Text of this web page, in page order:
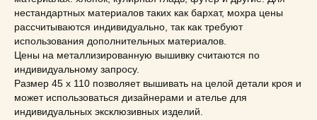
нестандартных материалов таких как бархат, мохра цены
рассчитываются индивидуально, так как требуют
использования дополнительных материалов.
Цены на металлизированную вышивку считаются по
индивидуальному запросу.
Размер 45 х 110 позволяет вышивать на целой детали кроя и
может использоваться дизайнерами и ателье для
индивидуальных эксклюзивных изделий.